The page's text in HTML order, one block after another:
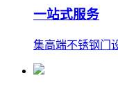
一站式服务
集高端不锈钢门